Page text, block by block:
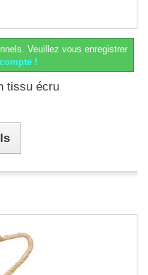
Veuillez vous enregistrer
!
tissu écru